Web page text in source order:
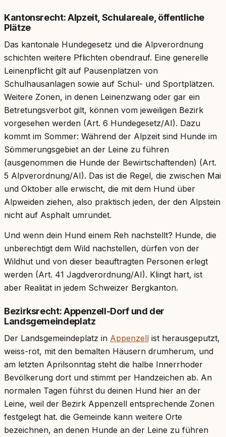
Kantonsrecht: Alpzeit, Schulareale, öffentliche
Plätze
Das kantonale Hundegesetz und die Alpverordnung
schichten weitere Pflichten obendrauf. Eine generelle
Leinenpflicht gilt auf Pausenplätzen von
Schulhausanlagen sowie auf Schul- und Sportplätzen.
Weitere Zonen, in denen Leinenzwang oder gar ein
Betretungsverbot gilt, können vom jeweiligen Bezirk
vorgesehen werden (Art. 6 Hundegesetz/AI). Dazu
kommt im Sommer: Während der Alpzeit sind Hunde im
Sömmerungsgebiet an der Leine zu führen
(ausgenommen die Hunde der Bewirtschaftenden) (Art.
5 Alpverordnung/AI). Das ist die Regel, die zwischen Mai
und Oktober alle erwischt, die mit dem Hund über
Alpweiden ziehen, also praktisch jeden, der den Alpstein
nicht auf Asphalt umrundet.
Und wenn dein Hund einem Reh nachstellt? Hunde, die
unberechtigt dem Wild nachstellen, dürfen von der
Wildhut und von dieser beauftragten Personen erlegt
werden (Art. 41 Jagdverordnung/AI). Klingt hart, ist
aber Realität in jedem Schweizer Bergkanton.
Bezirksrecht: Appenzell-Dorf und der
Landsgemeindeplatz
Der Landsgemeindeplatz in Appenzell ist herausgeputzt,
weiss-rot, mit den bemalten Häusern drumherum, und
am letzten Aprilsonntag steht die halbe Innerrhoder
Bevölkerung dort und stimmt per Handzeichen ab. An
normalen Tagen führst du deinen Hund hier an der
Leine, weil der Bezirk Appenzell entsprechende Zonen
festgelegt hat. die Gemeinde kann weitere Orte
bezeichnen, an denen Hunde an der Leine zu führen